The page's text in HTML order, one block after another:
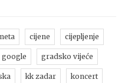
cijene cijepljenje
google gradsko vijeće
kk zadar koncert